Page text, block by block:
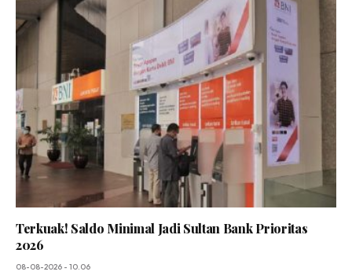
Terkuak! Saldo Minimal Jadi Sultan Bank Prioritas
2026
08-08-2026 - 10.06